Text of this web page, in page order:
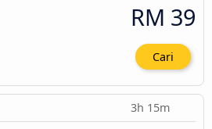
RM 39
Cari
3h 15m